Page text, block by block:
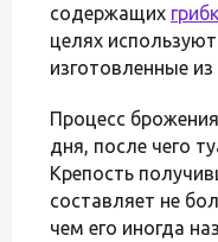
содержащих
целях
изготовленные из
Процесс
дня, после чего
Крепость
составляет не
чем его иногда